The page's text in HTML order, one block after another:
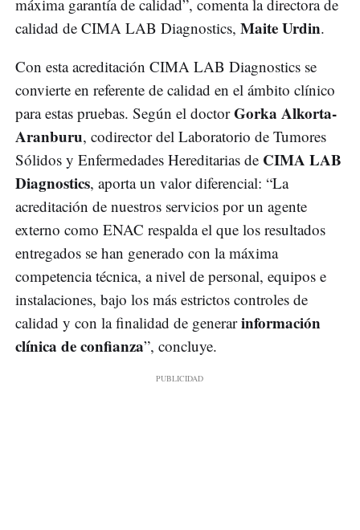
máxima garantía de calidad”, comenta la directora de
calidad de CIMA LAB Diagnostics, Maite Urdin.
Con esta acreditación CIMA LAB Diagnostics se
convierte en referente de calidad en el ámbito clínico
para estas pruebas. Según el doctorGorka Alkorta-
Aranburu, codirector del Laboratorio de Tumores
Sólidos y Enfermedades Hereditarias de CIMA LAB
Diagnostics, aporta un valor diferencial: “La
acreditación de nuestros servicios por un agente
externo como ENAC respalda el que los resultados
entregados se han generado con la máxima
competencia técnica, a nivel de personal, equipos e
instalaciones, bajo los más estrictos controles de
calidad y con la finalidad de generarinformación
clínica de confianza”, concluye.